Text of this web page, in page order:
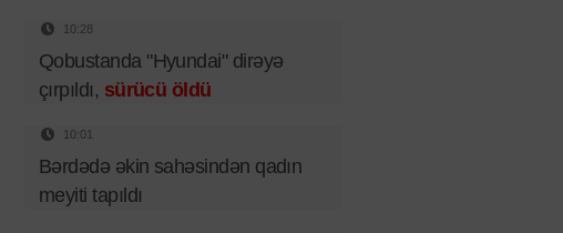
10:28
Qobustanda "Hyundai" dirəyə
çırpıldı, sürücü öldü
10:01
Bərdədə əkin sahəsindən qadın
meyiti tapıldı